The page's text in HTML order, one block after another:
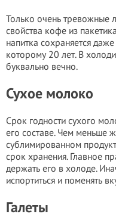
Только очень тревожные
свойства кофе из
напитка сохраняется
которому 20 лет. В
буквально вечно.
Сухое молоко
Срок годности сухого
его составе. Чем меньше
сублимированном
срок хранения. Главное
держать его в холоде.
испортиться и поменять
Галеты